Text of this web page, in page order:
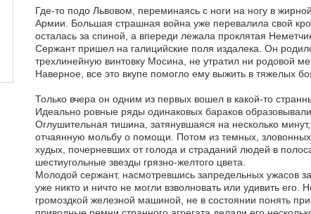
Где-то подо Львовом, переминаясь с ноги на ногу в
Армии. Большая страшная война уже перевалила свой
осталась за спиной, а впереди лежала проклятая
Сержант пришел на галицийские поля издалека. Он
трехлинейную винтовку Мосина, не утратил ни родовой
Наверное, все это вкупе помогло ему выжить в тяжелых
Только вчера он одним из первых вошел в какой-то
Идеально ровные ряды одинаковых бараков
Оглушительная тишина, затянувшаяся на несколько
отчаянную мольбу о помощи. Потом из темных,
худых, почерневших от голода и страданий людей в
шестиугольные звезды грязно-желтого цвета.
Молодой сержант, насмотревшись запредельных ужасов
уже никто и ничто не могли взволновать или удивить
громоздкой железной машиной, не в состоянии понять